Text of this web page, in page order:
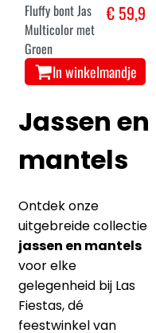
Fluffy bont Jas
Multicolor met
Groen
€ 59,9
In winkelmandje
Jassen en
mantels
Ontdek onze
uitgebreide collectie
jassen en mantels
voor elke
gelegenheid bij Las
Fiestas, dé
feestwinkel van